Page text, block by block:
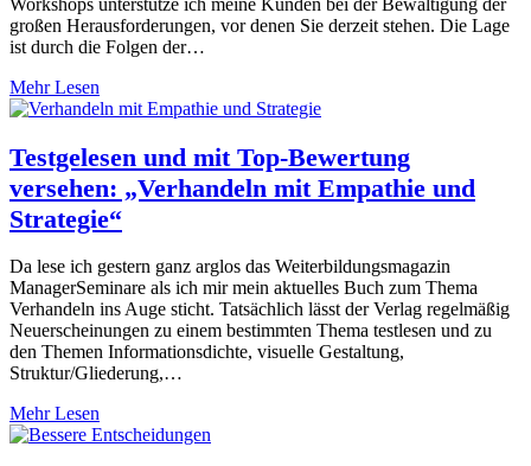
Workshops unterstütze ich meine Kunden bei der Bewältigung der
großen Herausforderungen, vor denen Sie derzeit stehen. Die Lage
ist durch die Folgen der…
Mehr Lesen
Testgelesen und mit Top-Bewertung
versehen: „Verhandeln mit Empathie und
Strategie“
Da lese ich gestern ganz arglos das Weiterbildungsmagazin
ManagerSeminare als ich mir mein aktuelles Buch zum Thema
Verhandeln ins Auge sticht. Tatsächlich lässt der Verlag regelmäßig
Neuerscheinungen zu einem bestimmten Thema testlesen und zu
den Themen Informationsdichte, visuelle Gestaltung,
Struktur/Gliederung,…
Mehr Lesen